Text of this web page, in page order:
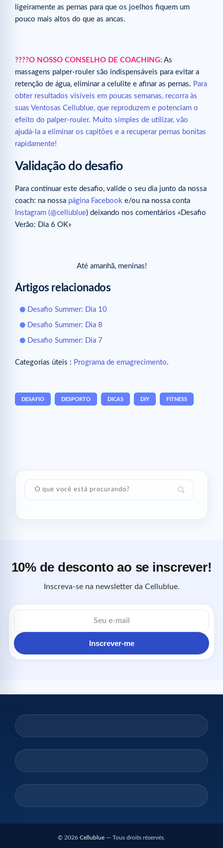
ligeiramente as pernas para que os joelhos fiquem um
pouco mais altos do que as ancas.
????O NOSSO CONSELHO DE COACHING: As
massagens palper-rouler são indispensáveis para evitar a
retenção de água, eliminar a celulite e afinar as pernas. Para
obter resultados visíveis em poucas semanas, recorra às
suas Ventosas Cellublue, que reproduzem e potenciam o
efeito do palper-rouler. Muito simples de utilizar, vão
ajudá-la a eliminar os capitões e a recuperar pernas bonitas
rapidamente!
Validação do desafio
Para continuar este desafio, valide o seu dia junto da nossa
coach: na nossa página Facebook e/ou na nossa conta
Instagram (@cellublue) deixando nos comentários «Desafio
Verão: Dia 6 OK»
Até amanhã, meninas!
Artigos relacionados
Desafio Summer: Dia 10
Desafio Summer: Dia 8
Desafio Summer: Dia 7
Categorias úteis : Programa de emagrecimento.
DESAFIO DESPORTO DICAS DIY FITNESS
10% de desconto ao se inscrever!
Inscreva-se na newsletter da Cellublue.
Endereço
de
Inscrever-me
© 2026 Cellublue — Tous droits réservés.